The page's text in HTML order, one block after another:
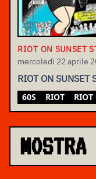
RIOT ON SUNSET
mercoledì 22 aprile
RIOT ON
60S RIOT RIOT